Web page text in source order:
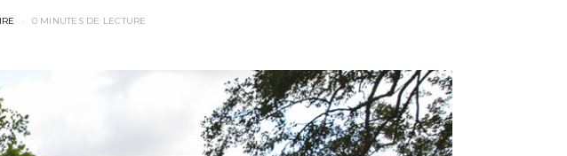
0 MINUTES DE LECTURE